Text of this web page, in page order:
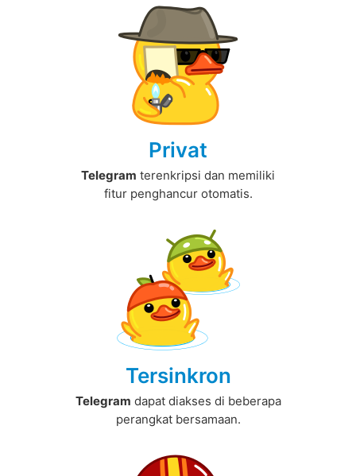
Privat
Telegram terenkripsi dan memiliki
fitur penghancur otomatis.
Tersinkron
Telegram dapat diakses di beberapa
perangkat bersamaan.